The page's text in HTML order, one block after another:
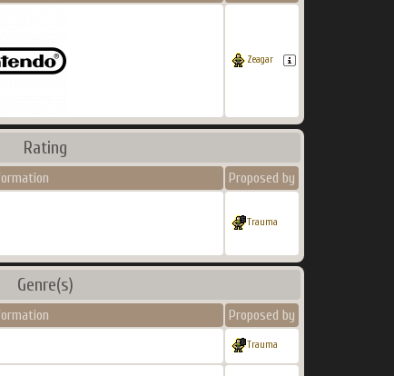
Zeagar
Rating
Proposed by
Trauma
Genre(s)
Proposed by
Trauma